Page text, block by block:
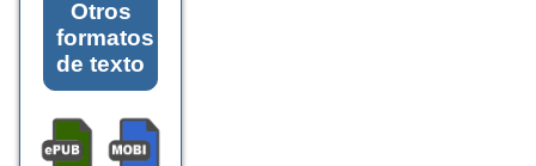
Otros
formatos
de texto